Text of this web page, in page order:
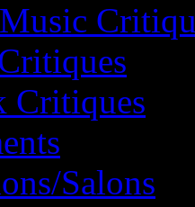
Critiques
Salons